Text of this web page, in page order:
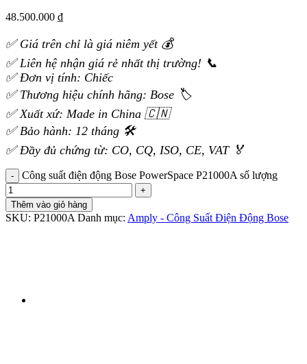
48.500.000 ₫
✅ Giá trên chỉ là giá niêm yết 💰
✅ Liên hệ nhận giá rẻ nhất thị trường! 📞
✅ Đơn vị tính: Chiếc
✅ Thương hiệu chính hãng: Bose 🏷️
✅ Xuất xứ: Made in China 🇨🇳
✅ Bảo hành: 12 tháng 🛠️
✅ Đầy đủ chứng từ: CO, CQ, ISO, CE, VAT 🏅
Công suất điện động Bose PowerSpace P21000A số lượng
Thêm vào giỏ hàng
SKU: P21000A Danh mục: Amply - Công Suất Điện Động Bose